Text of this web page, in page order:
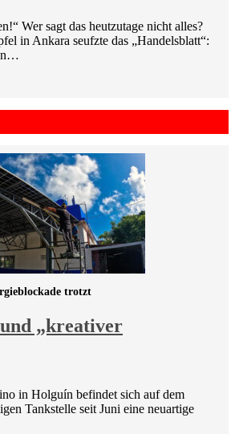
Wer sagt das heutzutage nicht alles?
in Ankara seufzte das „Handelsblatt“:
„kreativer
trotzt
in Holguín befindet sich auf dem
Tankstelle seit Juni eine neuartige